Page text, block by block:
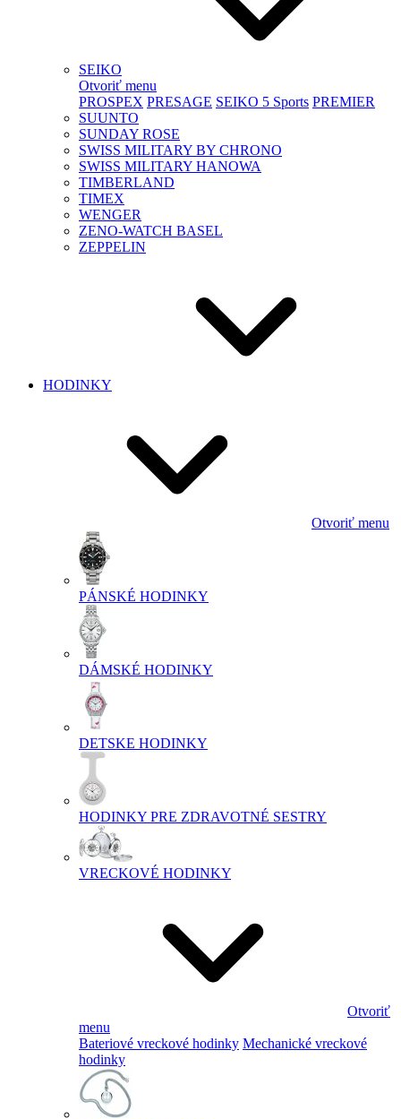
SEIKO
Otvoriť menu
PROSPEX PRESAGE SEIKO 5 Sports PREMIER
SUUNTO
SUNDAY ROSE
SWISS MILITARY BY CHRONO
SWISS MILITARY HANOWA
TIMBERLAND
TIMEX
WENGER
ZENO-WATCH BASEL
ZEPPELIN
HODINKY
Otvoriť menu
PÁNSKÉ HODINKY
DÁMSKÉ HODINKY
DETSKE HODINKY
HODINKY PRE ZDRAVOTNÉ SESTRY
VRECKOVÉ HODINKY
Otvoriť
menu
Bateriové vreckové hodinky Mechanické vreckové
hodinky